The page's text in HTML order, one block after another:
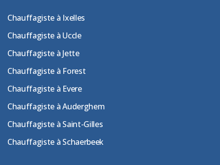
Chauffagiste à Ixelles
Chauffagiste à Uccle
Chauffagiste à Jette
Chauffagiste à Forest
Chauffagiste à Evere
Chauffagiste à Auderghem
Chauffagiste à Saint-Gilles
Chauffagiste à Schaerbeek